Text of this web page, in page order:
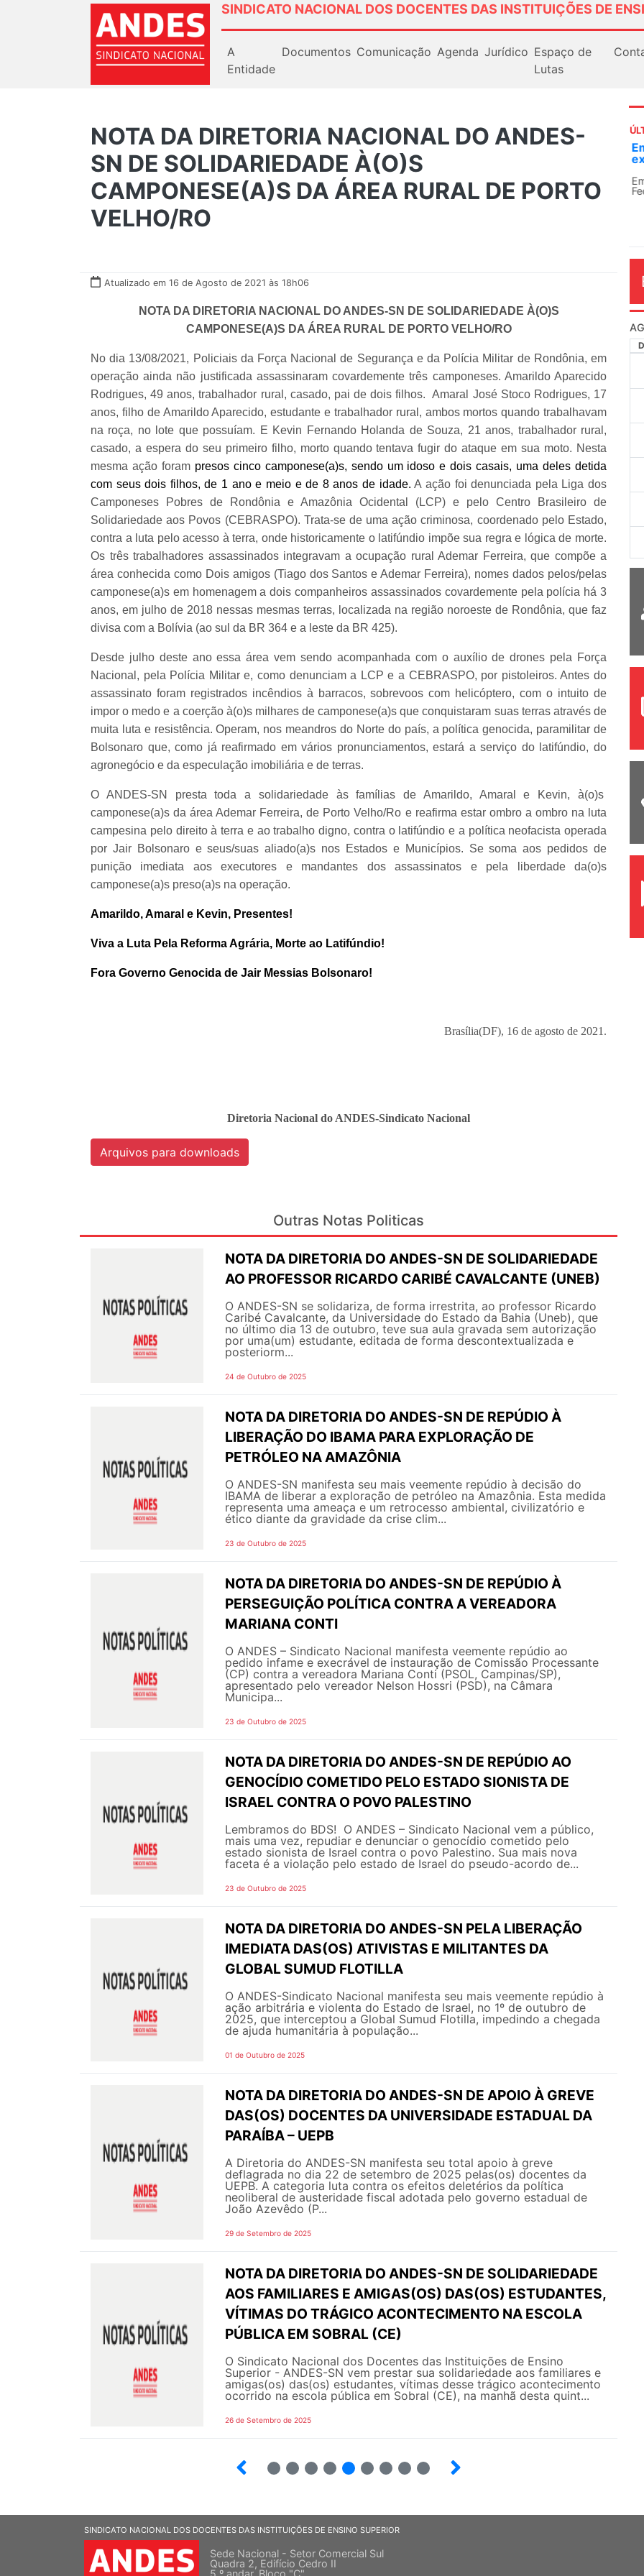
SINDICATO NACIONAL DOS DOCENTES DAS INSTITUIÇÕES DE
A
Entidade
Documentos Comunicação Agenda Jurídico Espaço de
Lutas
NOTA DA DIRETORIA NACIONAL DO ANDES-
SN DE SOLIDARIEDADE À(O)S
CAMPONESE(A)S DA ÁREA RURAL DE PORTO
VELHO/RO
Atualizado em 16 de Agosto de 2021 às 18h06
NOTA DA DIRETORIA NACIONAL DO ANDES-SN DE SOLIDARIEDADE À(O)S
CAMPONESE(A)S DA ÁREA RURAL DE PORTO VELHO/RO
No dia 13/08/2021, Policiais da Força Nacional de Segurança e da Polícia Militar de Rondônia, em
operação ainda não justificada assassinaram covardemente três camponeses. Amarildo Aparecido
Rodrigues, 49 anos, trabalhador rural, casado, pai de dois filhos. Amaral José Stoco Rodrigues, 17
anos, filho de Amarildo Aparecido, estudante e trabalhador rural, ambos mortos quando trabalhavam
na roça, no lote que possuíam. E Kevin Fernando Holanda de Souza, 21 anos, trabalhador rural,
casado, a espera do seu primeiro filho, morto quando tentava fugir do ataque em sua moto. Nesta
mesma ação foram presos cinco camponese(a)s, sendo um idoso e dois casais, uma deles detida
com seus dois filhos, de 1 ano e meio e de 8 anos de idade. A ação foi denunciada pela Liga dos
Camponeses Pobres de Rondônia e Amazônia Ocidental (LCP) e pelo Centro Brasileiro de
Solidariedade aos Povos (CEBRASPO). Trata-se de uma ação criminosa, coordenado pelo Estado,
contra a luta pelo acesso à terra, onde historicamente o latifúndio impõe sua regra e lógica de morte.
Os três trabalhadores assassinados integravam a ocupação rural Ademar Ferreira, que compõe a
área conhecida como Dois amigos (Tiago dos Santos e Ademar Ferreira), nomes dados pelos/pelas
camponese(a)s em homenagem a dois companheiros assassinados covardemente pela polícia há 3
anos, em julho de 2018 nessas mesmas terras, localizada na região noroeste de Rondônia, que faz
divisa com a Bolívia (ao sul da BR 364 e a leste da BR 425).
Desde julho deste ano essa área vem sendo acompanhada com o auxílio de drones pela Força
Nacional, pela Polícia Militar e, como denunciam a LCP e a CEBRASPO, por pistoleiros. Antes do
assassinato foram registrados incêndios à barracos, sobrevoos com helicóptero, com o intuito de
impor o medo e a coerção à(o)s milhares de camponese(a)s que conquistaram suas terras através de
muita luta e resistência. Operam, nos meandros do Norte do país, a política genocida, paramilitar de
Bolsonaro que, como já reafirmado em vários pronunciamentos, estará a serviço do latifúndio, do
agronegócio e da especulação imobiliária e de terras.
O ANDES-SN presta toda a solidariedade às famílias de Amarildo, Amaral e Kevin, à(o)s
camponese(a)s da área Ademar Ferreira, de Porto Velho/Ro e reafirma estar ombro a ombro na luta
campesina pelo direito à terra e ao trabalho digno, contra o latifúndio e a política neofacista operada
por Jair Bolsonaro e seus/suas aliado(a)s nos Estados e Municípios. Se soma aos pedidos de
punição imediata aos executores e mandantes dos assassinatos e pela liberdade da(o)s
camponese(a)s preso(a)s na operação.
Amarildo, Amaral e Kevin, Presentes!
Viva a Luta Pela Reforma Agrária, Morte ao Latifúndio!
Fora Governo Genocida de Jair Messias Bolsonaro!
Brasília(DF), 16 de agosto de 2021.
Diretoria Nacional do ANDES-Sindicato Nacional
Arquivos para downloads
Outras Notas Politicas
NOTA DA DIRETORIA DO ANDES-SN DE SOLIDARIEDADE
AO PROFESSOR RICARDO CARIBÉ CAVALCANTE (UNEB)
O ANDES-SN se solidariza, de forma irrestrita, ao professor Ricardo
Caribé Cavalcante, da Universidade do Estado da Bahia (Uneb), que
no último dia 13 de outubro, teve sua aula gravada sem autorização
por uma(um) estudante, editada de forma descontextualizada e
posteriorm...
24 de Outubro de 2025
NOTA DA DIRETORIA DO ANDES-SN DE REPÚDIO À
LIBERAÇÃO DO IBAMA PARA EXPLORAÇÃO DE
PETRÓLEO NA AMAZÔNIA
O ANDES-SN manifesta seu mais veemente repúdio à decisão do
IBAMA de liberar a exploração de petróleo na Amazônia. Esta medida
representa uma ameaça e um retrocesso ambiental, civilizatório e
ético diante da gravidade da crise clim...
23 de Outubro de 2025
NOTA DA DIRETORIA DO ANDES-SN DE REPÚDIO À
PERSEGUIÇÃO POLÍTICA CONTRA A VEREADORA
MARIANA CONTI
O ANDES – Sindicato Nacional manifesta veemente repúdio ao
pedido infame e execrável de instauração de Comissão Processante
(CP) contra a vereadora Mariana Conti (PSOL, Campinas/SP),
apresentado pelo vereador Nelson Hossri (PSD), na Câmara
Municipa...
23 de Outubro de 2025
NOTA DA DIRETORIA DO ANDES-SN DE REPÚDIO AO
GENOCÍDIO COMETIDO PELO ESTADO SIONISTA DE
ISRAEL CONTRA O POVO PALESTINO
Lembramos do BDS! O ANDES – Sindicato Nacional vem a público,
mais uma vez, repudiar e denunciar o genocídio cometido pelo
estado sionista de Israel contra o povo Palestino. Sua mais nova
faceta é a violação pelo estado de Israel do pseudo-acordo de...
23 de Outubro de 2025
NOTA DA DIRETORIA DO ANDES-SN PELA LIBERAÇÃO
IMEDIATA DAS(OS) ATIVISTAS E MILITANTES DA
GLOBAL SUMUD FLOTILLA
O ANDES-Sindicato Nacional manifesta seu mais veemente repúdio à
ação arbitrária e violenta do Estado de Israel, no 1º de outubro de
2025, que interceptou a Global Sumud Flotilla, impedindo a chegada
de ajuda humanitária à população...
01 de Outubro de 2025
NOTA DA DIRETORIA DO ANDES-SN DE APOIO À GREVE
DAS(OS) DOCENTES DA UNIVERSIDADE ESTADUAL DA
PARAÍBA – UEPB
A Diretoria do ANDES-SN manifesta seu total apoio à greve
deflagrada no dia 22 de setembro de 2025 pelas(os) docentes da
UEPB. A categoria luta contra os efeitos deletérios da política
neoliberal de austeridade fiscal adotada pelo governo estadual de
João Azevêdo (P...
29 de Setembro de 2025
NOTA DA DIRETORIA DO ANDES-SN DE SOLIDARIEDADE
AOS FAMILIARES E AMIGAS(OS) DAS(OS) ESTUDANTES,
VÍTIMAS DO TRÁGICO ACONTECIMENTO NA ESCOLA
PÚBLICA EM SOBRAL (CE)
O Sindicato Nacional dos Docentes das Instituições de Ensino
Superior - ANDES-SN vem prestar sua solidariedade aos familiares e
amigas(os) das(os) estudantes, vítimas desse trágico acontecimento
ocorrido na escola pública em Sobral (CE), na manhã desta quint...
26 de Setembro de 2025
SINDICATO NACIONAL DOS DOCENTES DAS INSTITUIÇÕES DE ENSINO SUPERIOR
Sede Nacional - Setor Comercial Sul
Quadra 2, Edifício Cedro II
5 º andar, Bloco "C"